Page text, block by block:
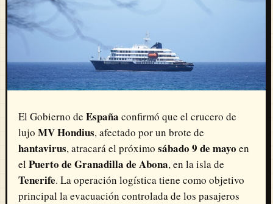
El Gobierno de España confirmó que el crucero de
lujo MV Hondius, afectado por un brote de
hantavirus, atracará el próximo sábado 9 de mayo en
el Puerto de Granadilla de Abona, en la isla de
Tenerife. La operación logística tiene como objetivo
principal la evacuación controlada de los pasajeros